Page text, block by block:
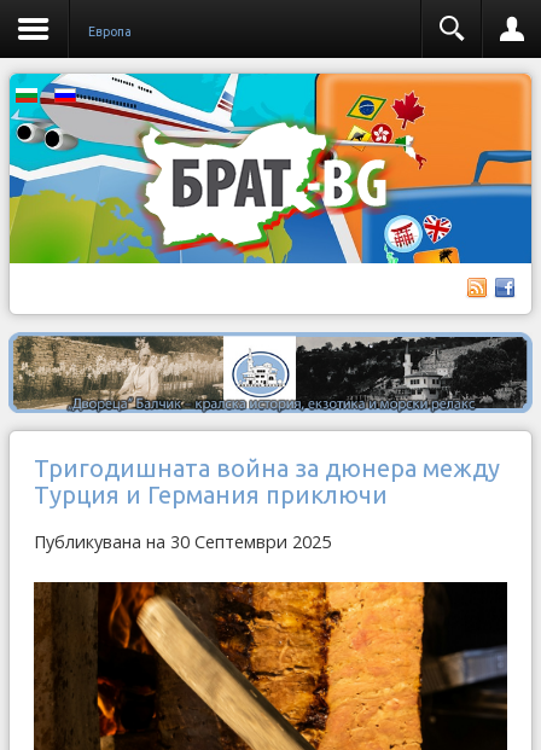
Европа
Тригодишната война за дюнера между
Турция и Германия приключи
Публикувана на 30 Септември 2025